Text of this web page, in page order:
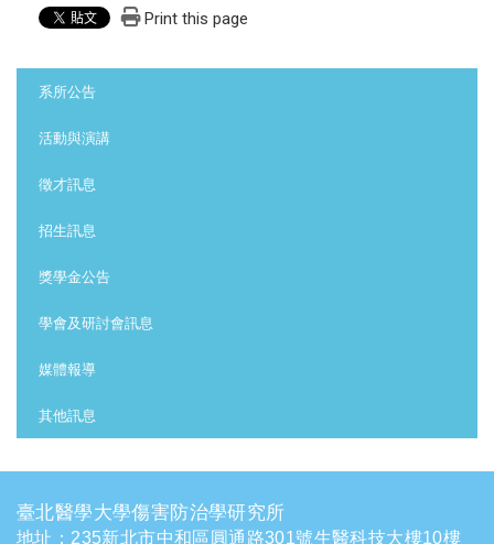
Print this page
系所公告
活動與演講
徵才訊息
招生訊息
獎學金公告
學會及研討會訊息
媒體報導
其他訊息
臺北醫學大學傷害防治學研究所
地址：235新北市中和區圓通路301號生醫科技大樓10樓